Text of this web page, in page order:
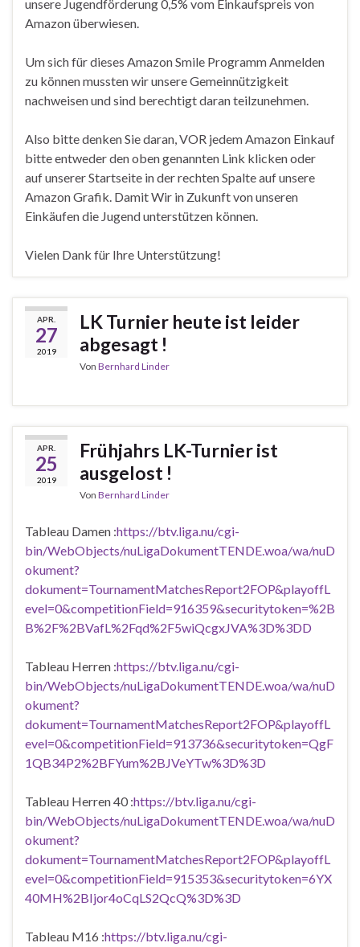
unsere Jugendförderung 0,5% vom Einkaufspreis von
Amazon überwiesen.
Um sich für dieses Amazon Smile Programm Anmelden
zu können mussten wir unsere Gemeinnützigkeit
nachweisen und sind berechtigt daran teilzunehmen.
Also bitte denken Sie daran, VOR jedem Amazon Einkauf
bitte entweder den oben genannten Link klicken oder
auf unserer Startseite in der rechten Spalte auf unsere
Amazon Grafik. Damit Wir in Zukunft von unseren
Einkäufen die Jugend unterstützen können.
Vielen Dank für Ihre Unterstützung!
APR.
27
2019
LK Turnier heute ist leider
abgesagt !
Von Bernhard Linder
APR.
25
2019
Frühjahrs LK-Turnier ist
ausgelost !
Von Bernhard Linder
Tableau Damen :https://btv.liga.nu/cgi-
bin/WebObjects/nuLigaDokumentTENDE.woa/wa/nuD
okument?
dokument=TournamentMatchesReport2FOP&playoffL
evel=0&competitionField=916359&securitytoken=%2B
B%2F%2BVafL%2Fqd%2F5wiQcgxJVA%3D%3DD
Tableau Herren :https://btv.liga.nu/cgi-
bin/WebObjects/nuLigaDokumentTENDE.woa/wa/nuD
okument?
dokument=TournamentMatchesReport2FOP&playoffL
evel=0&competitionField=913736&securitytoken=QgF
1QB34P2%2BFYum%2BJVeYTw%3D%3D
Tableau Herren 40 :https://btv.liga.nu/cgi-
bin/WebObjects/nuLigaDokumentTENDE.woa/wa/nuD
okument?
dokument=TournamentMatchesReport2FOP&playoffL
evel=0&competitionField=915353&securitytoken=6YX
40MH%2BIjor4oCqLS2QcQ%3D%3D
Tableau M16 :https://btv.liga.nu/cgi-